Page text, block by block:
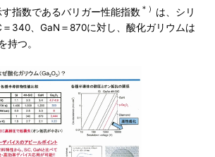
指数であるバリガー性能指数 ＊） は、シリ
＝340、GaN＝870に対し、酸化ガリウムは
持つ。